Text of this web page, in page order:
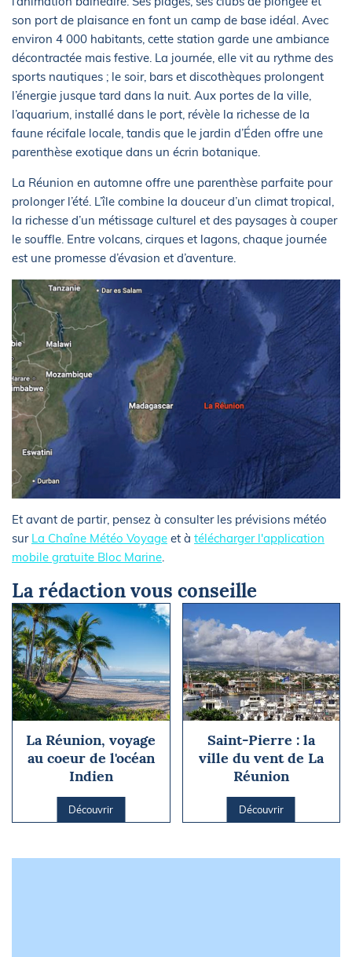
son port de plaisance en font un camp de base idéal. Avec
environ 4 000 habitants, cette station garde une ambiance
décontractée mais festive. La journée, elle vit au rythme des
sports nautiques ; le soir, bars et discothèques prolongent
l’énergie jusque tard dans la nuit. Aux portes de la ville,
l’aquarium, installé dans le port, révèle la richesse de la
faune récifale locale, tandis que le jardin d’Éden offre une
parenthèse exotique dans un écrin botanique.
La Réunion en automne offre une parenthèse parfaite pour
prolonger l’été. L’île combine la douceur d’un climat tropical,
la richesse d’un métissage culturel et des paysages à couper
le souffle. Entre volcans, cirques et lagons, chaque journée
est une promesse d’évasion et d’aventure.
Et avant de partir, pensez à consulter les prévisions météo
sur La Chaîne Météo Voyage et à télécharger l'application
mobile gratuite Bloc Marine
La rédaction vous conseille
La Réunion, voyage
au coeur de l'océan
Indien
Découvrir
Saint-Pierre : la
ville du vent de La
Réunion
Découvrir